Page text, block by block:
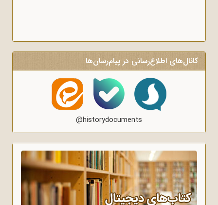
کانال‌های اطلاع‌رسانی در پیام‌رسان‌ها
@historydocuments